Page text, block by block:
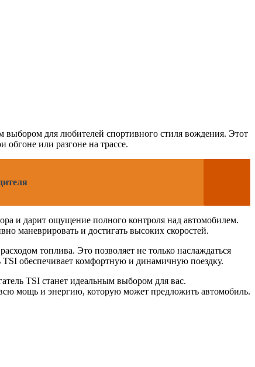
выбором для любителей спортивного стиля вождения. Этот
обгоне или разгоне на трассе.
и дарит ощущение полного контроля над автомобилем.
маневрировать и достигать высоких скоростей.
топлива. Это позволяет не только наслаждаться
обеспечивает комфортную и динамичную поездку.
TSI станет идеальным выбором для вас.
мощь и энергию, которую может предложить автомобиль.